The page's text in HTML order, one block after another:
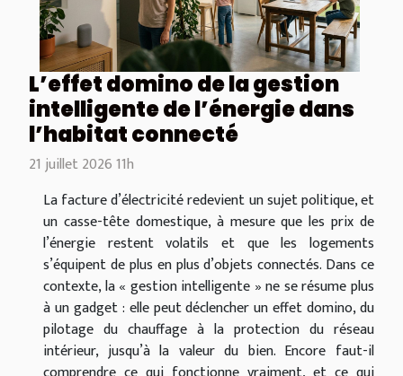
L’effet domino de la gestion
intelligente de l’énergie dans
l’habitat connecté
21 juillet 2026 11h
La facture d’électricité redevient un sujet politique, et
un casse-tête domestique, à mesure que les prix de
l’énergie restent volatils et que les logements
s’équipent de plus en plus d’objets connectés. Dans ce
contexte, la « gestion intelligente » ne se résume plus
à un gadget : elle peut déclencher un effet domino, du
pilotage du chauffage à la protection du réseau
intérieur, jusqu’à la valeur du bien. Encore faut-il